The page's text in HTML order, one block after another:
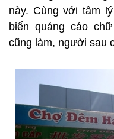
này. Cùng với tâm
biển quảng cáo
cũng làm, người sau